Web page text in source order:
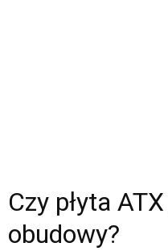
Czy płyta
obudowy?